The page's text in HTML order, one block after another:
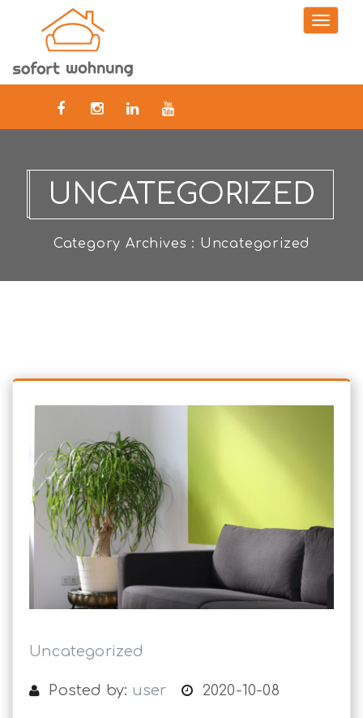
Toggle
UNCATEGORIZED
Category Archives : Uncategorized
Uncategorized
Posted by: user 2020-10-08